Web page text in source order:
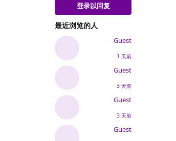
登录以回复
最近浏览的人
Guest
1 天前
Guest
3 天前
Guest
3 天前
Guest